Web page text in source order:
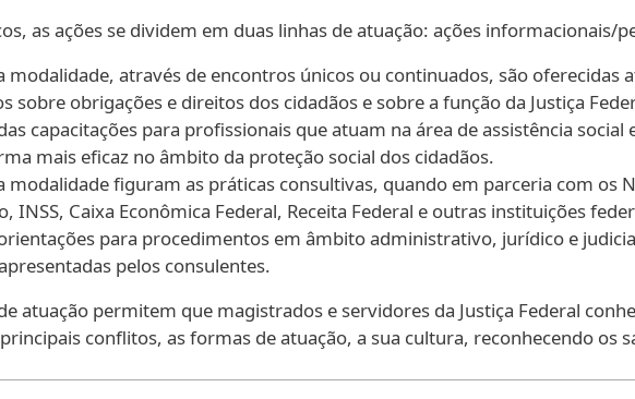
as ações se dividem em duas linhas de atuação: ações informacionais/
modalidade, através de encontros únicos ou continuados, são oferecidas
sobre obrigações e direitos dos cidadãos e sobre a função da Justiça
capacitações para profissionais que atuam na área de assistência
mais eficaz no âmbito da proteção social dos cidadãos.
modalidade figuram as práticas consultivas, quando em parceria com os
INSS, Caixa Econômica Federal, Receita Federal e outras instituições
para procedimentos em âmbito administrativo, jurídico e
pelos consulentes.
atuação permitem que magistrados e servidores da Justiça Federal
conflitos, as formas de atuação, a sua cultura, reconhecendo os